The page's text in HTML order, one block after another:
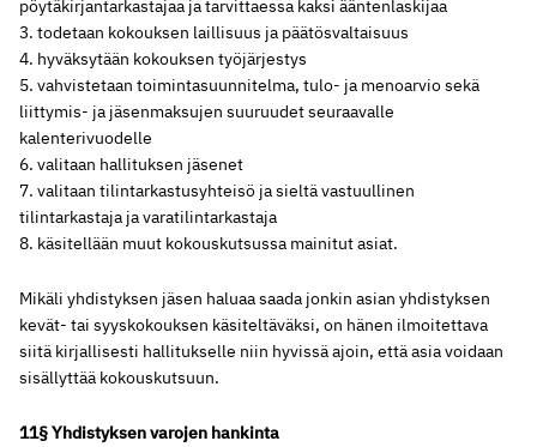
pöytäkirjantarkastajaa ja tarvittaessa kaksi ääntenlaskijaa
3. todetaan kokouksen laillisuus ja päätösvaltaisuus
4. hyväksytään kokouksen työjärjestys
5. vahvistetaan toimintasuunnitelma, tulo- ja menoarvio sekä
liittymis- ja jäsenmaksujen suuruudet seuraavalle
kalenterivuodelle
6. valitaan hallituksen jäsenet
7. valitaan tilintarkastusyhteisö ja sieltä vastuullinen
tilintarkastaja ja varatilintarkastaja
8. käsitellään muut kokouskutsussa mainitut asiat.
Mikäli yhdistyksen jäsen haluaa saada jonkin asian yhdistyksen
kevät- tai syyskokouksen käsiteltäväksi, on hänen ilmoitettava
siitä kirjallisesti hallitukselle niin hyvissä ajoin, että asia voidaan
sisällyttää kokouskutsuun.
11§ Yhdistyksen varojen hankinta